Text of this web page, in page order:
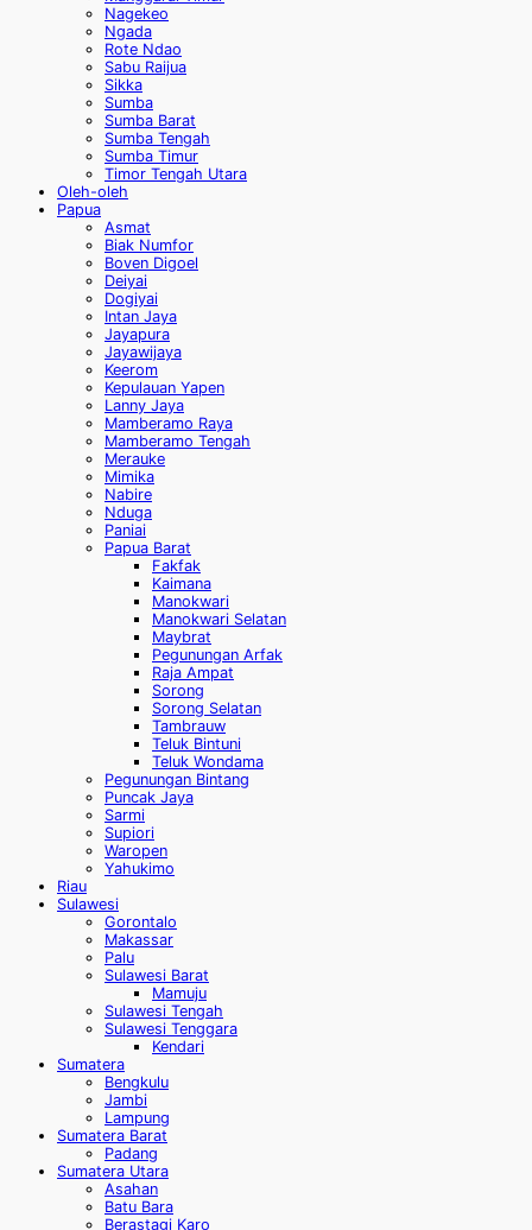
Nagekeo
Ngada
Rote Ndao
Sabu Raijua
Sikka
Sumba
Sumba Barat
Sumba Tengah
Sumba Timur
Timor Tengah Utara
Oleh-oleh
Papua
Asmat
Biak Numfor
Boven Digoel
Deiyai
Dogiyai
Intan Jaya
Jayapura
Jayawijaya
Keerom
Kepulauan Yapen
Lanny Jaya
Mamberamo Raya
Mamberamo Tengah
Merauke
Mimika
Nabire
Nduga
Paniai
Papua Barat
Fakfak
Kaimana
Manokwari
Manokwari Selatan
Maybrat
Pegunungan Arfak
Raja Ampat
Sorong
Sorong Selatan
Tambrauw
Teluk Bintuni
Teluk Wondama
Pegunungan Bintang
Puncak Jaya
Sarmi
Supiori
Waropen
Yahukimo
Riau
Sulawesi
Gorontalo
Makassar
Palu
Sulawesi Barat
Mamuju
Sulawesi Tengah
Sulawesi Tenggara
Kendari
Sumatera
Bengkulu
Jambi
Lampung
Sumatera Barat
Padang
Sumatera Utara
Asahan
Batu Bara
Berastagi Karo